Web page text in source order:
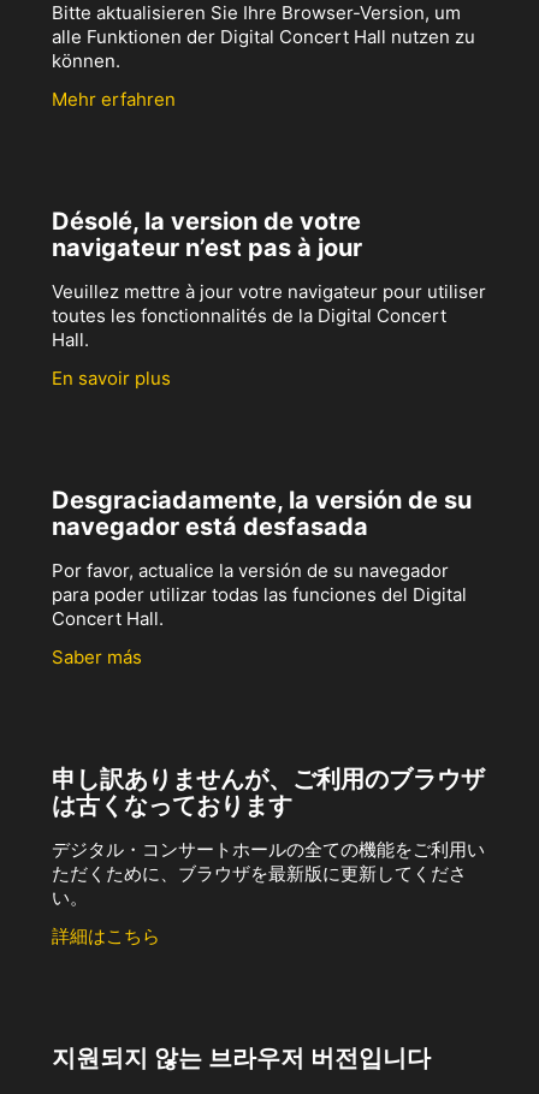
Bitte aktualisieren Sie Ihre Browser-Version, um
alle Funktionen der Digital Concert Hall nutzen zu
können.
Mehr erfahren
Désolé, la version de votre
navigateur n’est pas à jour
Veuillez mettre à jour votre navigateur pour utiliser
toutes les fonctionnalités de la Digital Concert
Hall.
En savoir plus
Desgraciadamente, la versión de su
navegador está desfasada
Por favor, actualice la versión de su navegador
para poder utilizar todas las funciones del Digital
Concert Hall.
Saber más
申し訳ありませんが、ご利用のブラウザ
は古くなっております
デジタル・コンサートホールの全ての機能をご利用い
ただくために、ブラウザを最新版に更新してくださ
い。
詳細はこちら
지원되지 않는 브라우저 버전입니다